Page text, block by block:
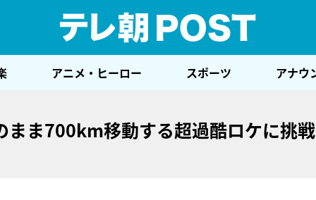
アニメ・ヒーロー スポーツ アナウ
ま700km移動する超過酷ロケに挑戦